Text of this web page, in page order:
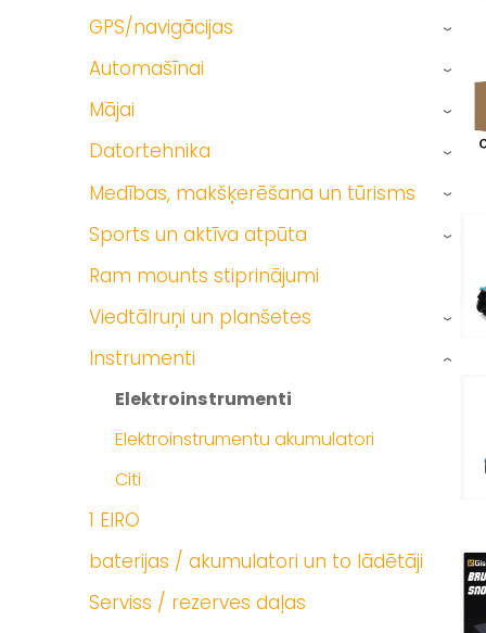
GPS/navigācijas
›
Automašīnai ›
Mājai ›
Datortehnika ›
Medības, makšķerēšana un tūrisms ›
Sports un aktīva atpūta ›
Ram mounts stiprinājumi
Viedtālruņi un planšetes
›
Instrumenti
Elektroinstrumenti
Elektroinstrumentu akumulatori
Citi
›
1 EIRO
baterijas / akumulatori un to lādētāji
Serviss / rezerves daļas